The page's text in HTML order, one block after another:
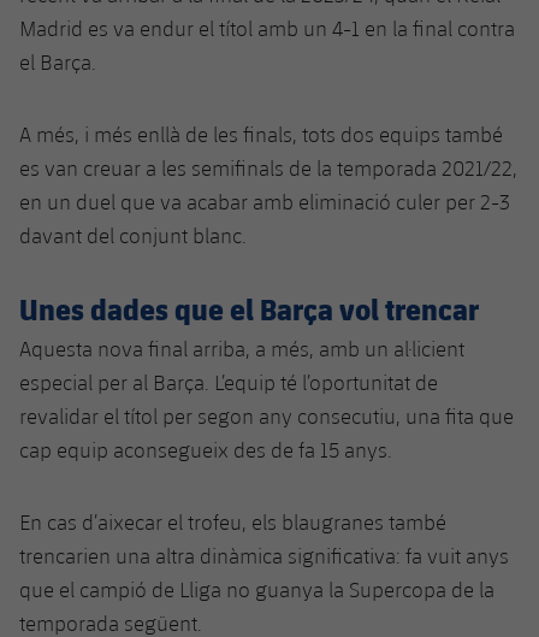
Jugadors
Resultats
Classificació
Notícies
Voleibol femení
Apunta't a les amateurs
plusicon
més
Carnet de l'Esportista Amateur
PLUSICON
MÉS
League of Legends
VALORANT Rising
eFootball
Madrid es va endur el títol amb un 4-1 en la final contra
el Barça.
A més, i més enllà de les finals, tots dos equips també
es van creuar a les semifinals de la temporada 2021/22,
en un duel que va acabar amb eliminació culer per 2-3
davant del conjunt blanc.
Unes dades que el Barça vol trencar
Aquesta nova final arriba, a més, amb un al·licient
especial per al Barça. L’equip té l’oportunitat de
revalidar el títol per segon any consecutiu, una fita que
cap equip aconsegueix des de fa 15 anys.
En cas d’aixecar el trofeu, els blaugranes també
trencarien una altra dinàmica significativa: fa vuit anys
que el campió de Lliga no guanya la Supercopa de la
temporada següent.